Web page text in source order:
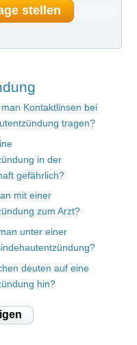
stellen
man Kontaktlinsen bei
tragen?
in der
gefährlich?
mit einer
zum Arzt?
unter einer
deuten auf eine
hin?